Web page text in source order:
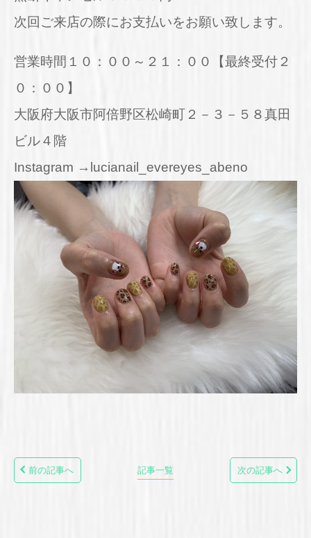
次回ご来店の際にお支払いをお願い致します。
営業時間１０：００～２１：００【最終受付２
０：００】
大阪府大阪市阿倍野区松崎町２－３－５８真田
ビル４階
Instagram →lucianail_evereyes_abeno
前の記事へ 記事一覧 次の記事へ